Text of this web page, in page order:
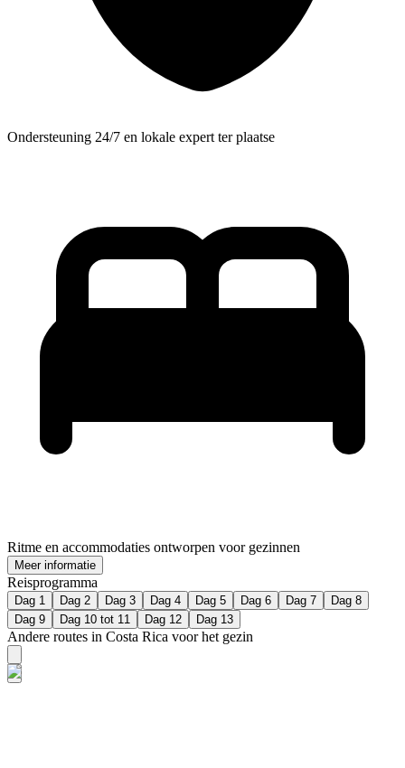
Ondersteuning 24/7 en lokale expert ter plaatse
Ritme en accommodaties ontworpen voor gezinnen
Meer informatie
Reisprogramma
Dag 1 Dag 2 Dag 3 Dag 4 Dag 5 Dag 6 Dag 7
Dag 8
Dag 9
Dag 10 tot 11 Dag 12 Dag 13
Andere routes in Costa Rica voor het gezin